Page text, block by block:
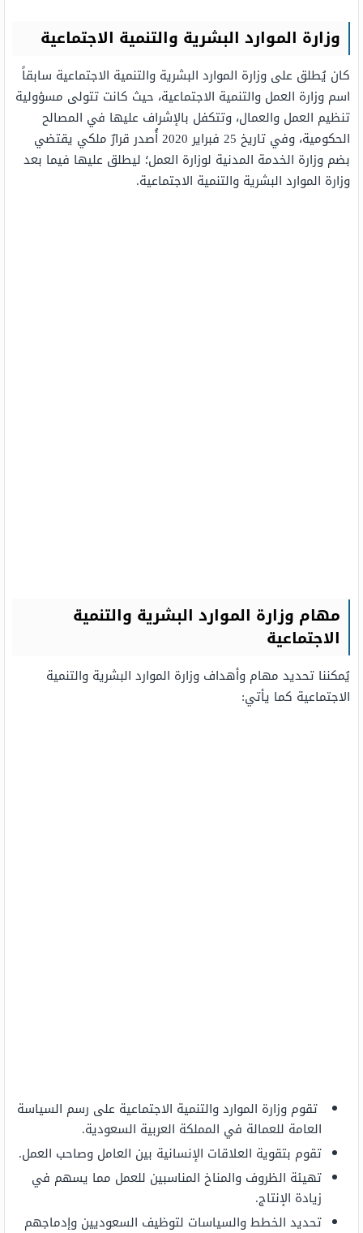
وزارة الموارد البشرية والتنمية الاجتماعية
كان يُطلق على وزارة الموارد البشرية والتنمية الاجتماعية سابقاً
اسم وزارة العمل والتنمية الاجتماعية، حيث كانت تتولى مسؤولية
تنظيم العمل والعمال، وتتكفل بالإشراف عليها في المصالح
الحكومية، وفي تاريخ 25 فبراير 2020 أُصدر قرارٌ ملكي يقتضي
بضم وزارة الخدمة المدنية لوزارة العمل؛ ليطلق عليها فيما بعد
وزارة الموارد البشرية والتنمية الاجتماعية.
مهام وزارة الموارد البشرية والتنمية
الاجتماعية
يُمكننا تحديد مهام وأهداف وزارة الموارد البشرية والتنمية
الاجتماعية كما يأتي:
تقوم وزارة الموارد والتنمية الاجتماعية على رسم السياسة
العامة للعمالة في المملكة العربية السعودية.
تقوم بتقوية العلاقات الإنسانية بين العامل وصاحب العمل.
تهيئة الظروف والمناخ المناسبين للعمل مما يسهم في
زيادة الإنتاج.
تحديد الخطط والسياسات لتوظيف السعوديين وإدماجهم